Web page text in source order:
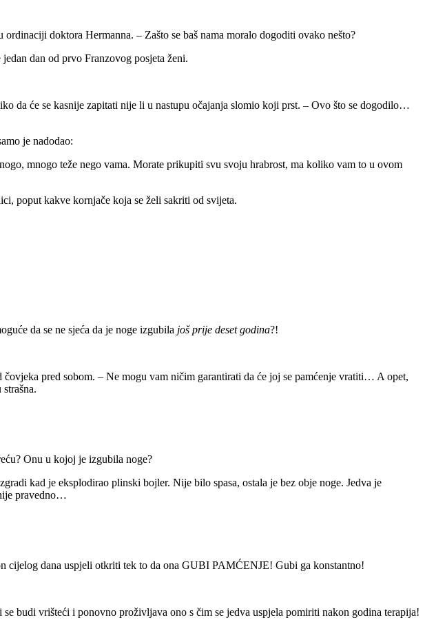
doktora Hermanna. – Zašto se baš nama moralo dogoditi ovako nešto?
dan od prvo Franzovog posjeta ženi.
će se kasnije zapitati nije li u nastupu očajanja slomio koji prst. – Ovo što se dogodilo…
je nadodao:
mnogo teže nego vama. Morate prikupiti svu svoju hrabrost, ma koliko vam to u ovom
poput kakve kornjače koja se želi sakriti od svijeta.
da se ne sjeća da je noge izgubila još prije deset godina?!
pred sobom. – Ne mogu vam ničim garantirati da će joj se pamćenje vratiti… A opet,
Onu u kojoj je izgubila noge?
kad je eksplodirao plinski bojler. Nije bilo spasa, ostala je bez obje noge. Jedva je
pravedno…
cijelog dana uspjeli otkriti tek to da ona GUBI PAMĆENJE! Gubi ga konstantno!
budi vrišteći i ponovno proživljava ono s čim se jedva uspjela pomiriti nakon godina terapija!